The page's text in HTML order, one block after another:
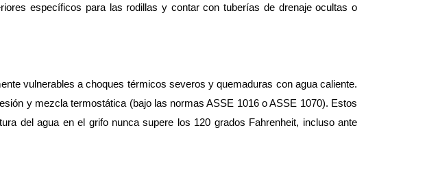
específicos para las rodillas y contar con tuberías de drenaje ocultas o
vulnerables a choques térmicos severos y quemaduras con agua caliente.
y mezcla termostática (bajo las normas ASSE 1016 o ASSE 1070). Estos
del agua en el grifo nunca supere los 120 grados Fahrenheit, incluso ante